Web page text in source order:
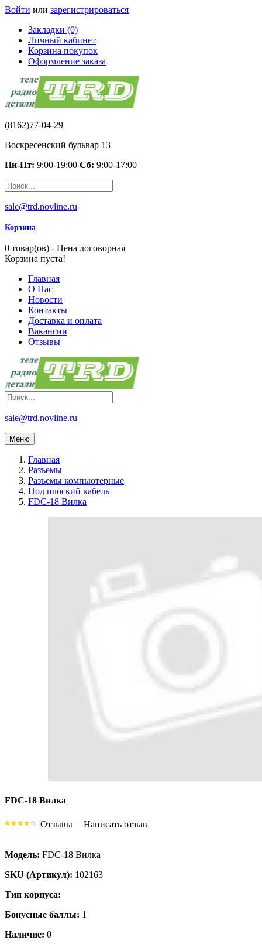
Войти или зарегистрироваться
Закладки (0)
Личный кабинет
Корзина покупок
Оформление заказа
(8162)77-04-29
Воскресенский бульвар 13
Пн-Пт: 9:00-19:00 Сб: 9:00-17:00
sale@trd.novline.ru
Корзина
0 товар(ов) - Цена договорная
Корзина пуста!
Главная
О Нас
Новости
Контакты
Доставка и оплата
Вакансии
Отзывы
sale@trd.novline.ru
Меню
Главная
Разъемы
Разъемы компьютерные
Под плоский кабель
FDC-18 Вилка
FDC-18 Вилка
Отзывы | Написать отзыв
Модель: FDC-18 Вилка
SKU (Артикул): 102163
Тип корпуса:
Бонусные баллы: 1
Наличие: 0